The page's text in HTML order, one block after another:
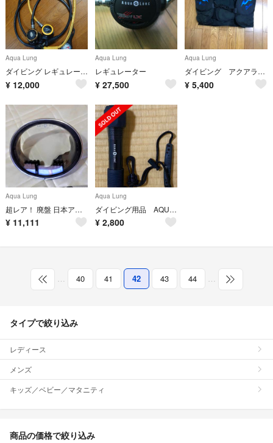
Aqua Lung
ダイビング レギュレーター AQUA LUNG LEGEND
¥ 12,000
Aqua Lung
レギュレーター
¥ 27,500
Aqua Lung
ダイビング アクアラング BCジャケット 使用頻度少ないです！
¥ 5,400
Aqua Lung
超レア！ 廃盤 日本アクアラング Eマスク ブラックシリコン ロゴ入り！
¥ 11,111
Aqua Lung
ダイビング用品 AQUA LUNG アクアラング 水中ライト
¥ 2,800
40 41 42 43 44
タイプで絞り込み
レディース
メンズ
キッズ／ベビー／マタニティ
商品の価格で絞り込み